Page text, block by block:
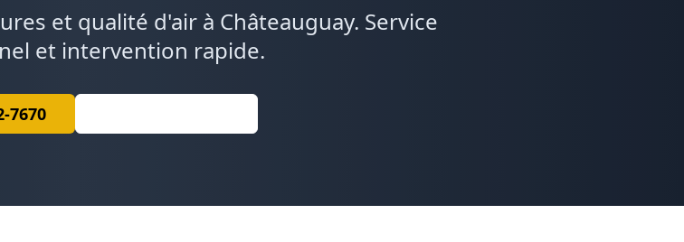
et qualité d'air à Châteauguay. Service
et intervention rapide.
7670